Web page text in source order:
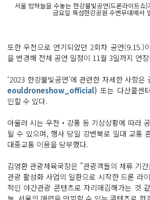
서울 밤하늘을 수놓는 한강불빛공연(드론라이트쇼
금요일 뚝섬한강공원 수변무대에서
또한 우천으로 연기되었던 2회차 공연(9.15.)
을 변경해 전체 공연 일정이 11월 3일까지 연
‘2023 한강불빛공연’에 관련한 자세한 사항은
eouldroneshow_official) 또는 다산콜센
인할 수 있다.
아울러 시는 우천‧강풍 등 기상상황에 따라
될 수 있으며, 행사 당일 강변북로 일대 교통
대중교통 이용을 당부했다.
김영환 관광체육국장은 "관광객들의 체류 기
관광 활성화 사업의 일환으로 시작한 드론 라
적인 야간관광 콘텐츠로 자리매김해가는 것